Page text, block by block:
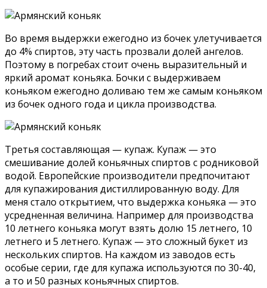
Во время выдержки ежегодно из бочек улетучивается
до 4% спиртов, эту часть прозвали долей ангелов.
Поэтому в погребах стоит очень выразительный и
яркий аромат коньяка. Бочки с выдерживаем
коньяком ежегодно доливаю тем же самым коньяком
из бочек одного года и цикла производства.
Третья составляющая — купаж. Купаж — это
смешивание долей коньячных спиртов с родниковой
водой. Европейские производители предпочитают
для купажирования дистиллированную воду. Для
меня стало открытием, что выдержка коньяка — это
усредненная величина. Например для производства
10 летнего коньяка могут взять долю 15 летнего, 10
летнего и 5 летнего. Купаж — это сложный букет из
нескольких спиртов. На каждом из заводов есть
особые серии, где для купажа используются по 30-40,
а то и 50 разных коньячных спиртов.